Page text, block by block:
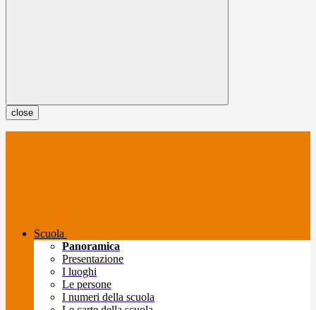
close
Scuola
Panoramica
Presentazione
I luoghi
Le persone
I numeri della scuola